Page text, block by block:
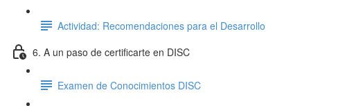
Actividad: Recomendaciones para el Desarrollo
6. A un paso de certificarte en DISC
Examen de Conocimientos DISC